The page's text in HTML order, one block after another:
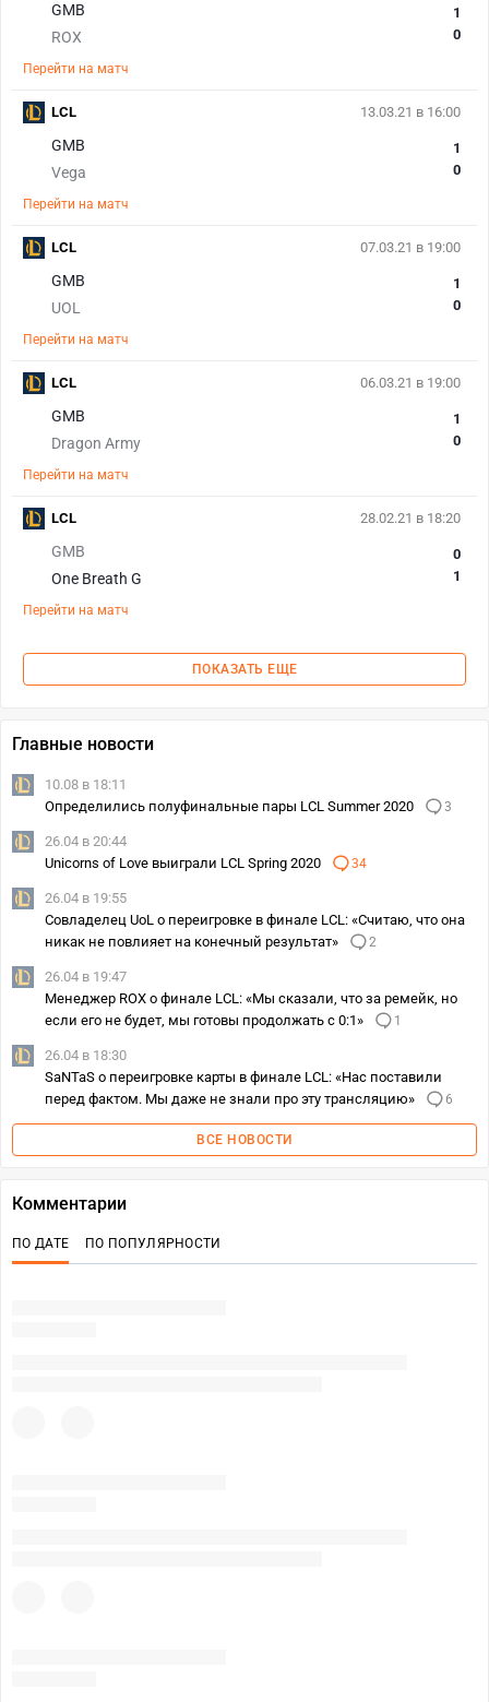
GMB
ROX
1
0
Перейти на матч
13.03.21 в 16:00
GMB
Vega
1
0
Перейти на матч
LCL
07.03.21 в 19:00
GMB
UOL
1
0
Перейти на матч
LCL
06.03.21 в 19:00
GMB
Dragon Army
1
0
Перейти на матч
LCL
28.02.21 в 18:20
GMB
One Breath G
0
1
Перейти на матч
LCL
ПОКАЗАТЬ ЕЩЕ
Главные новости
10.08 в 18:11
Определились полуфинальные пары LCL Summer 2020
3
26.04 в 20:44
Unicorns of Love выиграли LCL Spring 2020
34
26.04 в 19:55
Cовладелец UoL о переигровке в финале LCL: «Cчитаю, что она
никак не повлияет на конечный результат»
2
26.04 в 19:47
Менеджер ROX о финале LCL: «Мы сказали, что за ремейк, но
если его не будет, мы готовы продолжать с 0:1»
1
26.04 в 18:30
SaNTaS о переигровке карты в финале LCL: «Нас поставили
перед фактом. Мы даже не знали про эту трансляцию»
6
ВСЕ НОВОСТИ
Комментарии
ПО ДАТЕ ПО ПОПУЛЯРНОСТИ